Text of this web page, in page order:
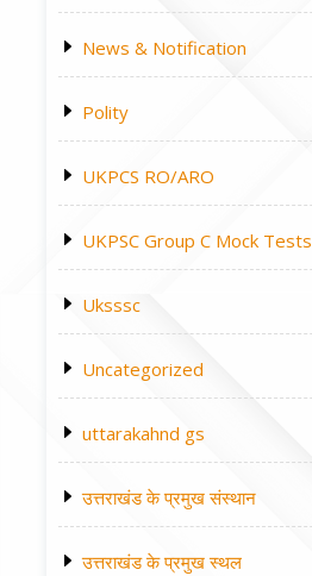
News & Notification
Polity
UKPCS RO/ARO
UKPSC Group C Mock Tests
Uksssc
Uncategorized
uttarakahnd gs
उत्तराखंड के प्रमुख संस्थान
उत्तराखंड के प्रमुख स्थल